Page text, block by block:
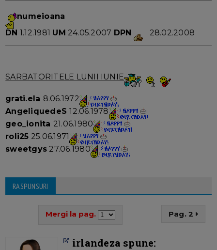
numeioana
DN 1.12.1981 UM 24.05.2007 DPN 28.02.2008
SARBATORITELE LUNII IUNIE
grati.ela 8.06.1972
AngeliquedeS12.06.1978
geo_ionita 21.06.1980
roli25 25.06.1971
sweetgys 27.06.1980
RASPUNSURI
Mergi la pag. Pag. 2
irlandeza spune: